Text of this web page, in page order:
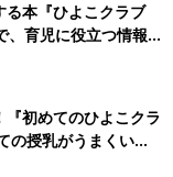
る本『ひよこクラブ
育児に役立つ情報が
初めてのひよこクラ
の授乳がうまくい
のトラブル 解決テ